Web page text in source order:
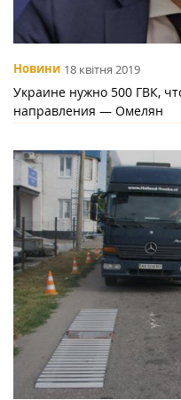
Новини 18 квітня 2019
Украине нужно 500 ГВК,
направления — Омелян